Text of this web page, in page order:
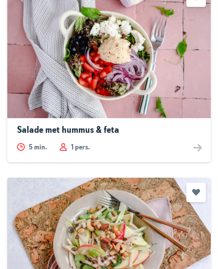
Salade met hummus & feta
5 min. 1 pers.